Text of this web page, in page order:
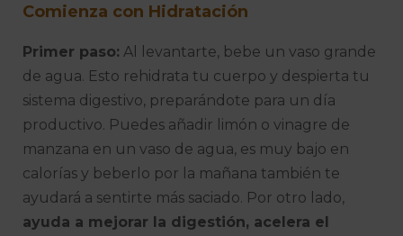
Comienza con Hidratación
Primer paso: Al levantarte, bebe un vaso grande
de agua. Esto rehidrata tu cuerpo y despierta tu
sistema digestivo, preparándote para un día
productivo. Puedes añadir limón o vinagre de
manzana en un vaso de agua, es muy bajo en
calorías y beberlo por la mañana también te
ayudará a sentirte más saciado. Por otro lado,
ayuda a mejorar la digestión, acelera el